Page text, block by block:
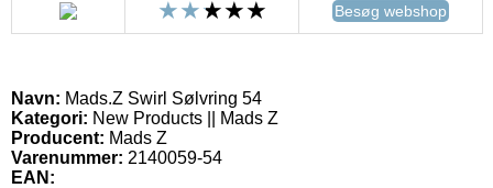
Besøg webshop
Navn: Mads.Z Swirl Sølvring 54
Kategori: New Products || Mads Z
Producent: Mads Z
Varenummer: 2140059-54
EAN: